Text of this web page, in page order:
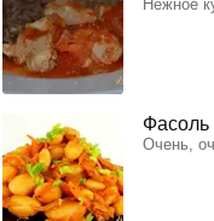
Нежное
Фасоль
Очень,